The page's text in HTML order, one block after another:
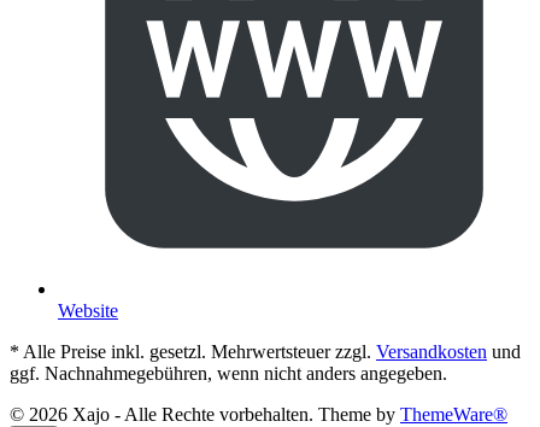
Website
* Alle Preise inkl. gesetzl. Mehrwertsteuer zzgl. Versandkosten und
ggf. Nachnahmegebühren, wenn nicht anders angegeben.
© 2026 Xajo - Alle Rechte vorbehalten. Theme by ThemeWare®